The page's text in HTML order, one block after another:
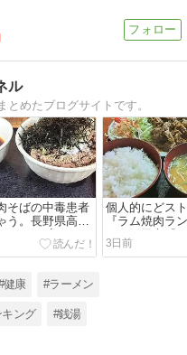
ル
めたブログサイトです。
そばの中毒患者
う。長野県高森
こまつ家』
個人的にどス
『ラム焼肉ラ
円。飯田市『
3日前
健康 #ラーメン
ング #銭湯